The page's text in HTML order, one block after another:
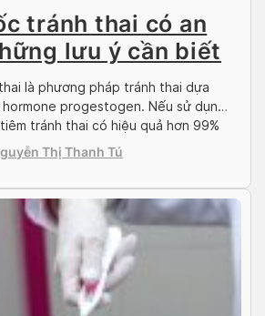
tránh thai có an
lưu ý cần biết
là phương pháp tránh thai dựa
progestogen. Nếu sử dụng
tránh thai có hiệu quả hơn 99%
13 tuần, tùy thuộc vào loại
Tuy nhiên thuốc có thể mang lại
Thị Thanh Tú